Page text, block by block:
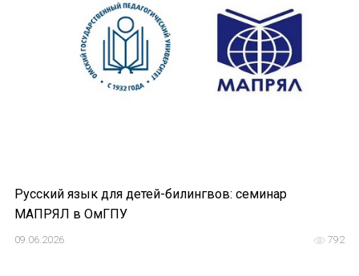
Мобильное приложение TORFL GO
БИБЛИОТЕКА МАПРЯЛ
Русский язык для детей-билингвов: семинар
МАПРЯЛ в ОмГПУ
792
09.06.2026